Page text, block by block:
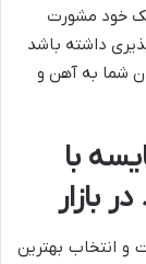
خود مشورت
داشته باشد
شما به آهن و
با
بازار
و انتخاب بهترین